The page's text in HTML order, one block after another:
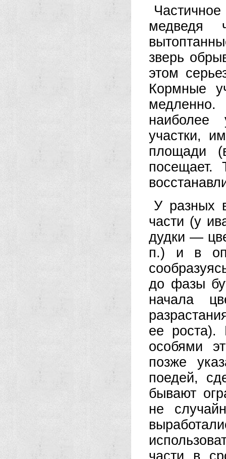
медведя
зверь
этом
Кормные
медленно.
наиболее
участки,
площади
посещает.
У разных
части (у
дудки —
п.) и в
до фазы
начала
ее роста).
особями
позже
поедей,
бывают
не
части в